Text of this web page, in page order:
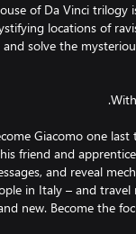
of Da Vinci trilogy
locations of
solve the
Giacomo one
friend and
and reveal
in Italy – and